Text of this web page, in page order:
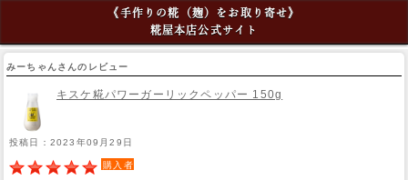
《手作りの糀（麹）をお取り寄せ》
糀屋本店公式サイト
みーちゃんさんのレビュー
キスケ糀パワーガーリックペッパー 150g
投稿日：2023年09月29日
購入者